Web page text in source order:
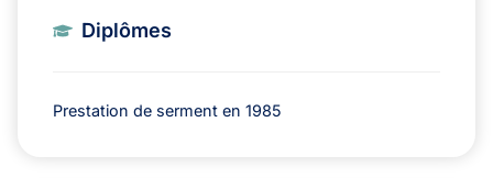
Diplômes
Prestation de serment en 1985